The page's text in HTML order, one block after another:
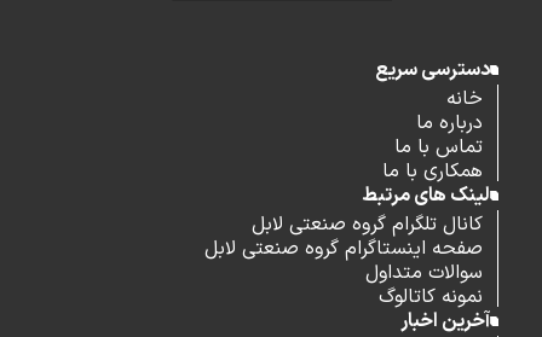
دسترسی سریع
خانه
درباره ما
تماس با ما
همکاری با ما
لینک های مرتبط
کانال تلگرام گروه صنعتی لابل
صفحه اینستاگرام گروه صنعتی لابل
سوالات متداول
نمونه کاتالوگ
آخرین اخبار